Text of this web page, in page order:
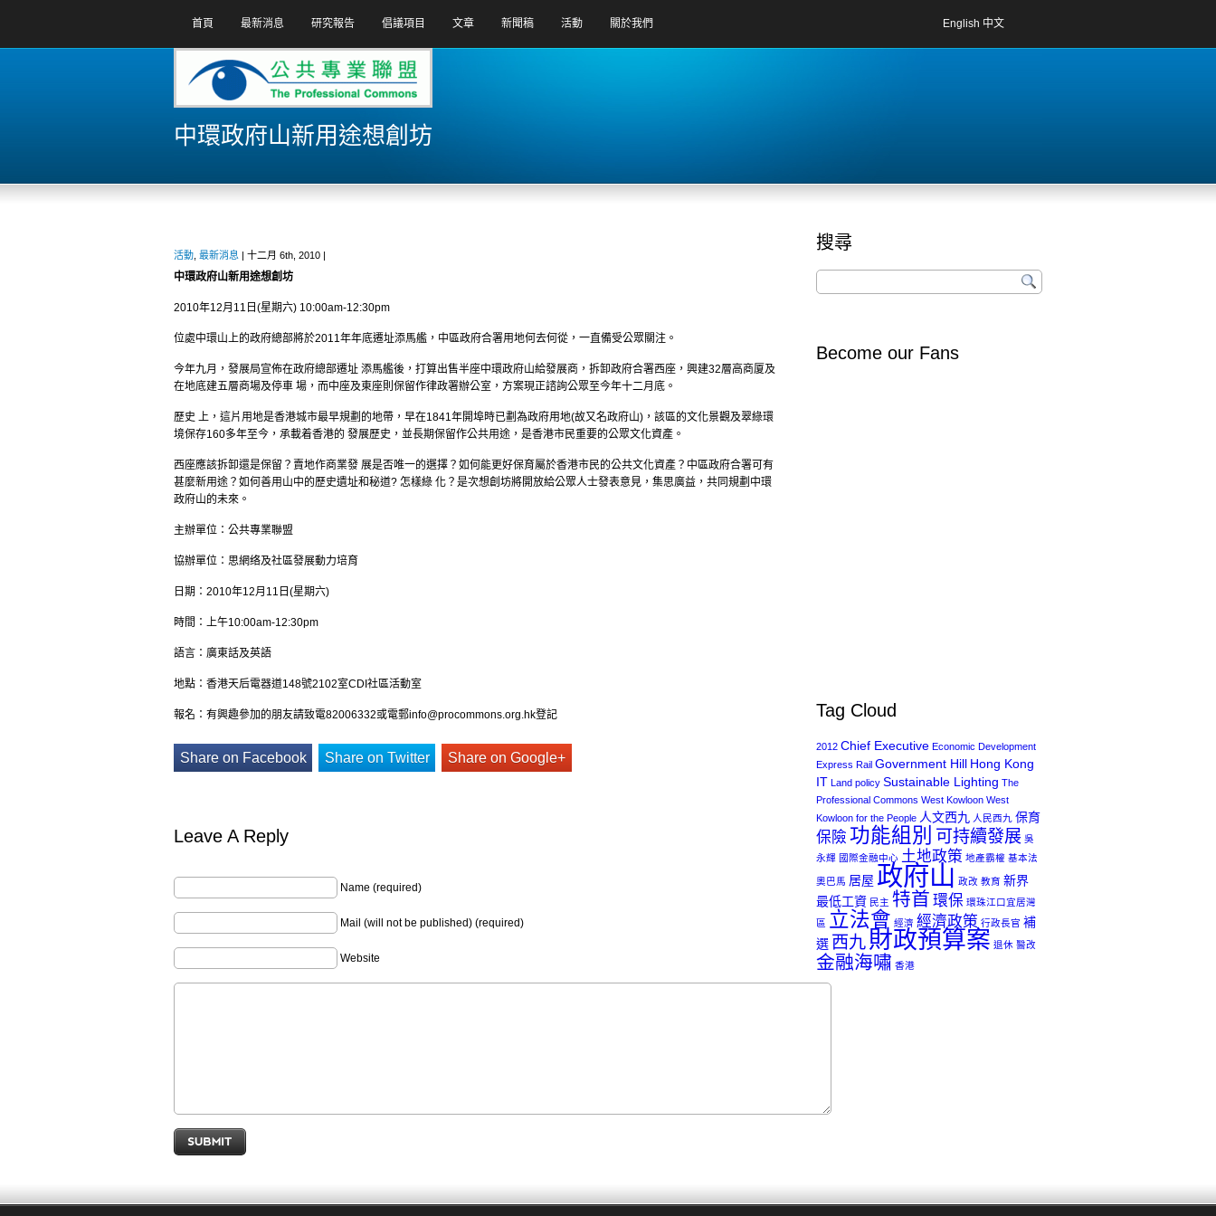
首頁 最新消息 研究報告 倡議項目 文章 新聞稿 活動 關於我們 English 中文
中環政府山新用途想創坊
活動 最新消息 | 十二月 6th, 2010 |
中環政府山新用途想創坊
2010年12月11日(星期六) 10:00am-12:30pm
位處中環山上的政府總部將於2011年年底遷址添馬艦，中區政府合署用地何去何從，一直備受公眾關注。
今年九月，發展局宣佈在政府總部遷址 添馬艦後，打算出售半座中環政府山給發展商，拆卸政府合署西座，興建32層高商厦及
在地底建五層商場及停車 場，而中座及東座則保留作律政署辦公室，方案現正諮詢公眾至今年十二月底。
歷史 上，這片用地是香港城市最早規劃的地帶，早在1841年開埠時已劃為政府用地(故又名政府山)，該區的文化景觀及翠綠環
境保存160多年至今，承載着香港的 發展歷史，並長期保留作公共用途，是香港市民重要的公眾文化資產。
西座應該拆卸還是保留？賣地作商業發 展是否唯一的選擇？如何能更好保育屬於香港市民的公共文化資產？中區政府合署可有
甚麼新用途？如何善用山中的歷史遺址和秘道? 怎樣綠 化？是次想創坊將開放給公眾人士發表意見，集思廣益，共同規劃中環
政府山的未來。
主辦單位：公共專業聯盟
協辦單位：思網络及社區發展動力培育
日期：2010年12月11日(星期六)
時間：上午10:00am-12:30pm
語言：廣東話及英語
地點：香港天后電器道148號2102室CDI社區活動室
報名：有興趣參加的朋友請致電82006332或電郵info@procommons.org.hk登記
Share on Facebook Share on Twitter Share on Google+
Leave A Reply
Name (required)
Mail (will not be published) (required)
Website
搜尋
Become our Fans
Tag Cloud
2012 Chief Executive Economic Development
Express Rail Government Hill Hong Kong
IT Land policy Sustainable Lighting The
Professional Commons West Kowloon West
Kowloon for the People 人文西九 人民西九 保育
保險 功能組別 可持續發展 吳
永輝 國際金融中心 土地政策 地產霸權 基本法
奧巴馬 居屋 政府山 政改 教育 新界
最低工資 民主 特首 環保 環珠江口宜居灣
區 立法會 經濟 經濟政策 行政長官 補
選 西九財政預算案 退休 醫改
金融海嘯 香港